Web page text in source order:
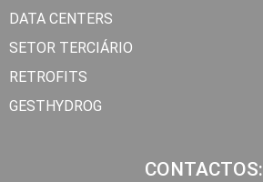
DATA CENTERS
SETOR TERCIÁRIO
RETROFITS
GESTHYDROG
CONTACTOS: